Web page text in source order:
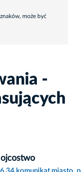
może być
-